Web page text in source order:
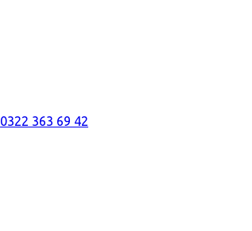
0322 363 69 42